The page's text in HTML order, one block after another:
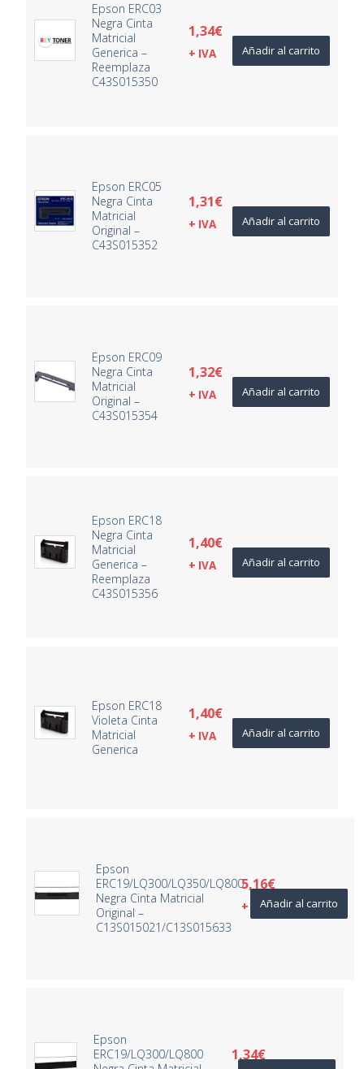
Epson ERC03
Negra Cinta
Matricial
Generica –
Reemplaza
C43S015350
1,34€
+ IVA Añadir al carrito
Epson ERC05
Negra Cinta
Matricial
Original –
C43S015352
1,31€
+ IVA Añadir al carrito
Epson ERC09
Negra Cinta
Matricial
Original –
C43S015354
1,32€
+ IVA Añadir al carrito
Epson ERC18
Negra Cinta
Matricial
Generica –
Reemplaza
C43S015356
1,40€
+ IVA Añadir al carrito
Epson ERC18
Violeta Cinta
Matricial
Generica
1,40€
+ IVA Añadir al carrito
Epson
ERC19/LQ300/LQ350/LQ800
Negra Cinta Matricial
Original –
C13S015021/C13S015633
5,16€
+ IVAAñadir al carrito
Epson
ERC19/LQ300/LQ800
1,34€